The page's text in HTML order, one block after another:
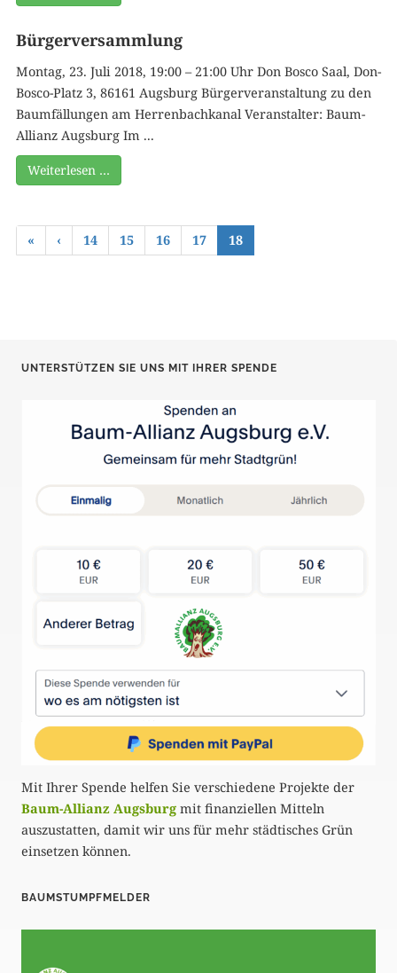
Bürgerversammlung
Montag, 23. Juli 2018, 19:00 – 21:00 Uhr Don Bosco Saal, Don-
Bosco-Platz 3, 86161 Augsburg Bürgerveranstaltung zu den
Baumfällungen am Herrenbachkanal Veranstalter: Baum-
Allianz Augsburg Im ...
Weiterlesen …
« ‹ 14 15 16 17 18
UNTERSTÜTZEN SIE UNS MIT IHRER SPENDE
Mit Ihrer Spende helfen Sie verschiedene Projekte der
Baum-Allianz Augsburg mit finanziellen Mitteln
auszustatten, damit wir uns für mehr städtisches Grün
einsetzen können.
BAUMSTUMPFMELDER